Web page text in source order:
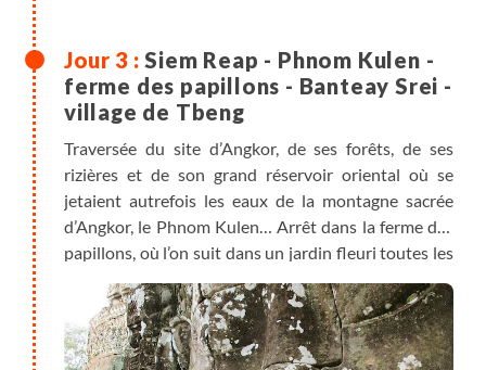
Siem Reap - Phnom Kulen -
ferme des papillons - Banteay Srei -
village de Tbeng
Traversée du site d’Angkor, de ses forêts, de ses
rizières et de son grand réservoir oriental où se
jetaient autrefois les eaux de la montagne sacrée
d’Angkor, le Phnom Kulen… Arrêt dans la ferme des
papillons, où l’on suit dans un jardin fleuri toutes les
étapes de leur formation, de la ponte des œufs à la
sortie du cocon. Balade sur un sentier forestier
jalonné de grands arbres et de lianes torsadées
jusqu’au lit d’une "rivière aux mille lingas"